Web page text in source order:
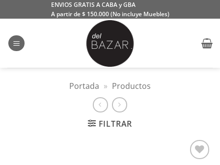
al
ENVIOS GRATIS A CABA y GBA
A partir de $ 150.000 (No incluye Muebles)
Portada » Productos
FILTRAR